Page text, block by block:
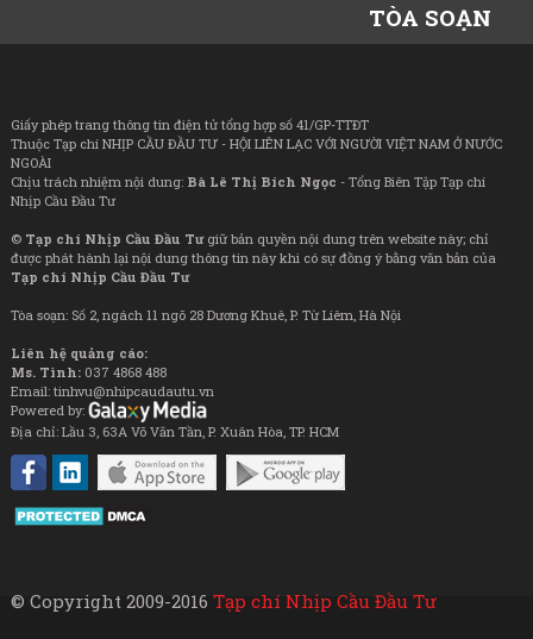
TÒA SOẠN
Giấy phép trang thông tin điện tử tổng hợp số 41/GP-TTĐT
Thuộc Tạp chí NHỊP CẦU ĐẦU TƯ - HỘI LIÊN LẠC VỚI NGƯỜI VIỆT NAM Ở NƯỚC
NGOÀI
Chịu trách nhiệm nội dung: Bà Lê Thị Bích Ngọc - Tổng Biên Tập Tạp chí
Nhịp Cầu Đầu Tư
© Tạp chí Nhịp Cầu Đầu Tưgiữ bản quyền nội dung trên website này; chỉ
được phát hành lại nội dung thông tin này khi có sự đồng ý bằng văn bản của
Tạp chí Nhịp Cầu Đầu Tư
Tòa soạn: Số 2, ngách 11 ngõ 28 Dương Khuê, P. Từ Liêm, Hà Nội
Liên hệ quảng cáo:
Ms. Tình: 037 4868 488
Email: tinhvu@nhipcaudautu.vn
Powered by:
Địa chỉ: Lầu 3, 63A Võ Văn Tần, P. Xuân Hòa, TP. HCM
© Copyright 2009-2016 Tạp chí Nhịp Cầu Đầu Tư